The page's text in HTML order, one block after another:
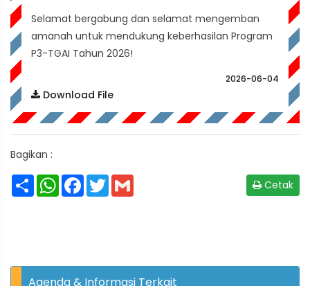
Selamat bergabung dan selamat mengemban
amanah untuk mendukung keberhasilan Program
P3-TGAI Tahun 2026!
2026-06-04
Download File
Bagikan :
ShareWhatsApp
Facebook
Twitter Cetak
Agenda & Informasi Terkait